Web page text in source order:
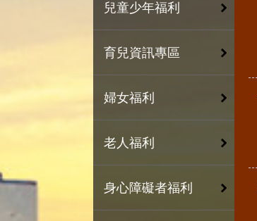
兒童少年福利
育兒資訊專區
婦女福利
老人福利
身心障礙者福利